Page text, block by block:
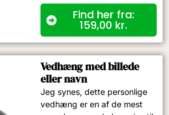
Find her fra:
159,00 kr.
Vedhæng med billede
eller navn
Jeg synes, dette personlige
vedhæng er en af de mest